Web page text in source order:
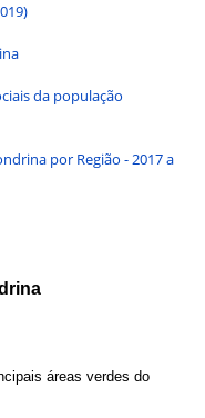
da população
por Região - 2017 a
áreas verdes do